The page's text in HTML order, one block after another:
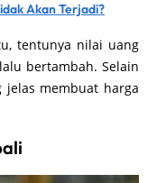
Akan Terjadi?
tentunya nilai uang
bertambah. Selain
membuat harga